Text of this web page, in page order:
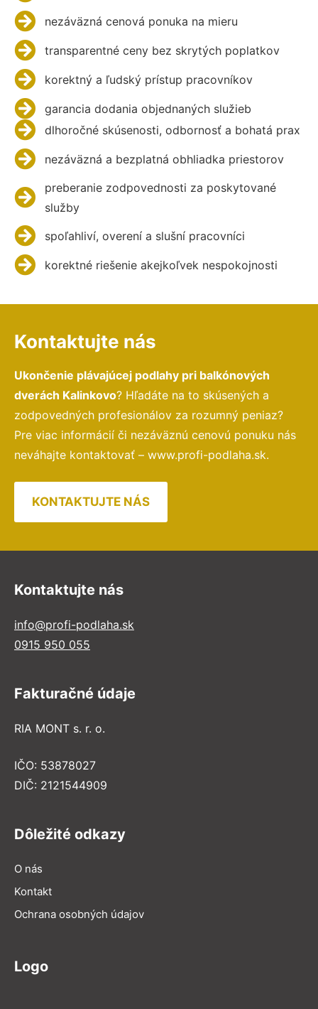
nezáväzná cenová ponuka na mieru
transparentné ceny bez skrytých poplatkov
korektný a ľudský prístup pracovníkov
garancia dodania objednaných služieb
dlhoročné skúsenosti, odbornosť a bohatá prax
nezáväzná a bezplatná obhliadka priestorov
preberanie zodpovednosti za poskytované
služby
spoľahliví, overení a slušní pracovníci
korektné riešenie akejkoľvek nespokojnosti
Kontaktujte nás
Ukončenie plávajúcej podlahy pri balkónových
dverách Kalinkovo? Hľadáte na to skúsených a
zodpovedných profesionálov za rozumný peniaz?
Pre viac informácií či nezáväznú cenovú ponuku nás
neváhajte kontaktovať – www.profi-podlaha.sk.
KONTAKTUJTE NÁS
Kontaktujte nás
info@profi-podlaha.sk
0915 950 055
Fakturačné údaje
RIA MONT s. r. o.
IČO: 53878027
DIČ: 2121544909
Dôležité odkazy
O nás
Kontakt
Ochrana osobných údajov
Logo